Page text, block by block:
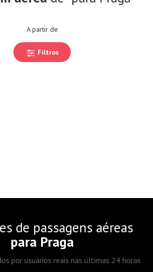
A partir de
Filtros
de passagens aéreas
para Praga
por usuários reais nas últimas 24 horas